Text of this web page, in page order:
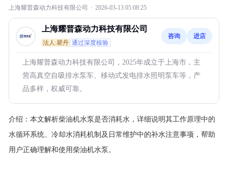
上海耀普森动力科技有限公司 · 2026-03-13 05:08:25
上海耀普森动力科技有限公司
法人:瞿丹 通过深度核验
咨询 进店
上海耀普森动力科技有限公司，2025年成立于上海市，主
营高真空自吸排水泵车、移动式发电排水照明泵车等，产
品多样，权威可靠。
介绍： 本文解析柴油机水泵是否消耗水，详细说明其工作原理中的
水循环系统、冷却水消耗机制及日常维护中的补水注意事项，帮助
用户正确理解和使用柴油机水泵。